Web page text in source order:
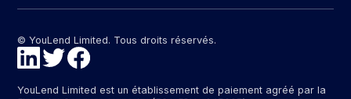
© YouLend Limited. Tous droits réservés.
YouLend Limited est un établissement de paiement agréé par la